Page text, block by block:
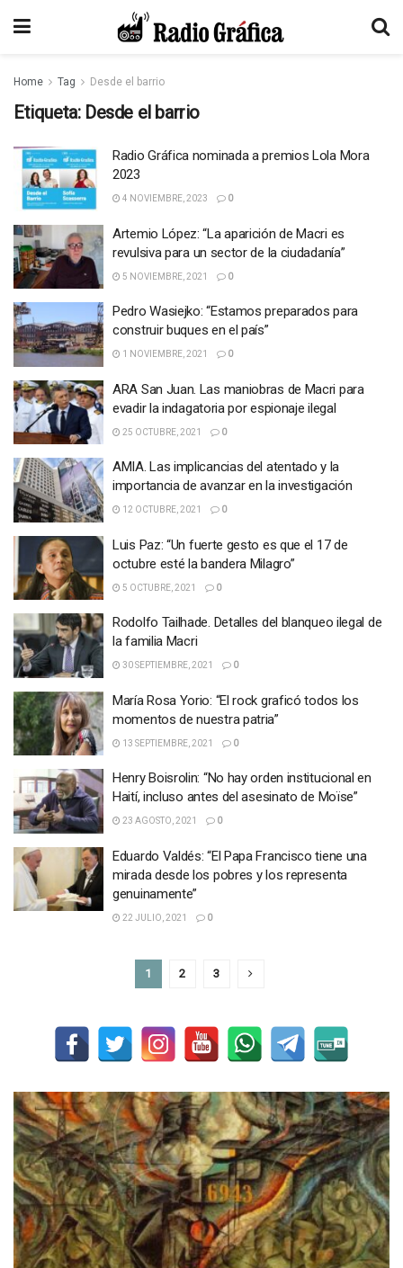
Home Tag Desde el barrio
Etiqueta: Desde el barrio
Radio Gráfica nominada a premios Lola Mora
2023
4 NOVIEMBRE, 2023 0
Artemio López: “La aparición de Macri es
revulsiva para un sector de la ciudadanía”
5 NOVIEMBRE, 2021 0
Pedro Wasiejko: “Estamos preparados para
construir buques en el país”
1 NOVIEMBRE, 2021 0
ARA San Juan. Las maniobras de Macri para
evadir la indagatoria por espionaje ilegal
25 OCTUBRE, 2021 0
AMIA. Las implicancias del atentado y la
importancia de avanzar en la investigación
12 OCTUBRE, 2021 0
Luis Paz: “Un fuerte gesto es que el 17 de
octubre esté la bandera Milagro”
5 OCTUBRE, 2021 0
Rodolfo Tailhade. Detalles del blanqueo ilegal de
la familia Macri
30 SEPTIEMBRE, 2021 0
María Rosa Yorio: “El rock graficó todos los
momentos de nuestra patria”
13 SEPTIEMBRE, 2021 0
Henry Boisrolin: “No hay orden institucional en
Haití, incluso antes del asesinato de Moïse”
23 AGOSTO, 2021 0
Eduardo Valdés: “El Papa Francisco tiene una
mirada desde los pobres y los representa
genuinamente”
22 JULIO, 2021 0
1 2 3